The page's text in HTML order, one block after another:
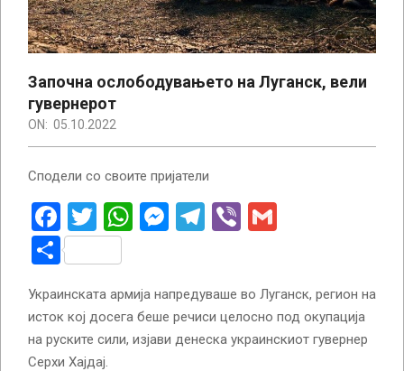
Започна ослободувањето на Луганск, вели
гувернерот
ON: 05.10.2022
Сподели со своите пријатели
Facebook
Twitter
WhatsApp
Messenger
Telegram
Viber
Share
Украинската армија напредуваше во Луганск, регион на
исток кој досега беше речиси целосно под окупација
на руските сили, изјави денеска украинскиот гувернер
Серхи Хајдај.